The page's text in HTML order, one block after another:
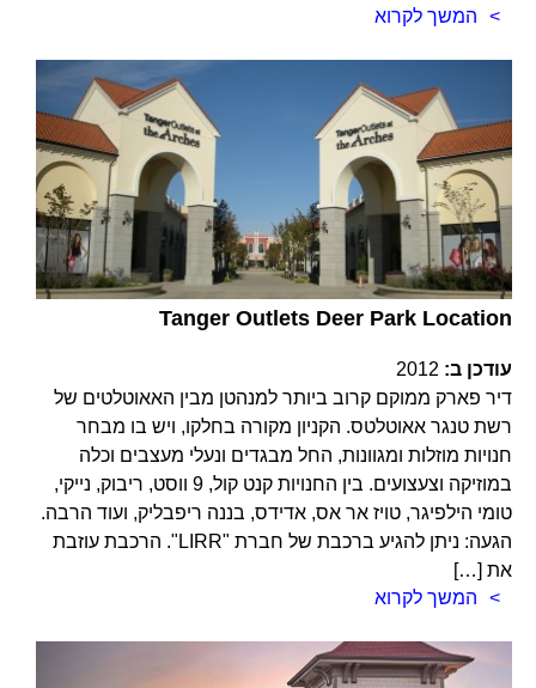
המשך לקרוא
Tanger Outlets Deer Park Location
עודכן ב: 2012
דיר פארק ממוקם קרוב ביותר למנהטן מבין האאוטלטים של
רשת טנגר אאוטלטס. הקניון מקורה בחלקו, ויש בו מבחר
חנויות מוזלות ומגוונות, החל מבגדים ונעלי מעצבים וכלה
במוזיקה וצעצועים. בין החנויות קנט קול, 9 ווסט, ריבוק, נייקי,
טומי הילפיגר, טויז אר אס, אדידס, בננה ריפבליק, ועוד הרבה.
הגעה: ניתן להגיע ברכבת של חברת "LIRR". הרכבת עוזבת
את […]
המשך לקרוא